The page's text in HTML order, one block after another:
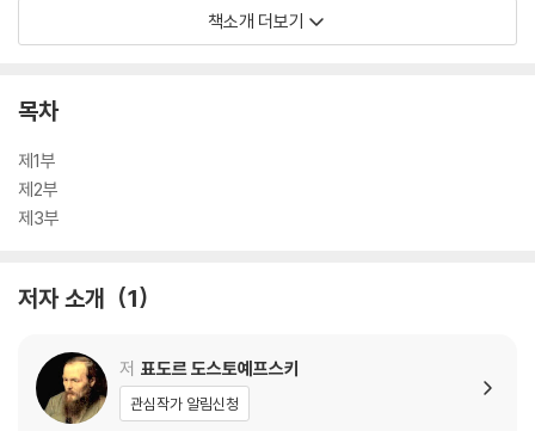
속죄하라고 권하는 소냐는, 비록 황색감찰을 지닌 창녀지만 신의 축복을
가장 많이 받은 인간일 것이다.
책소개 더보기
목차
제1부
제2부
제3부
저자 소개 1
저 표도르 도스토예프스키
관심작가 알림신청